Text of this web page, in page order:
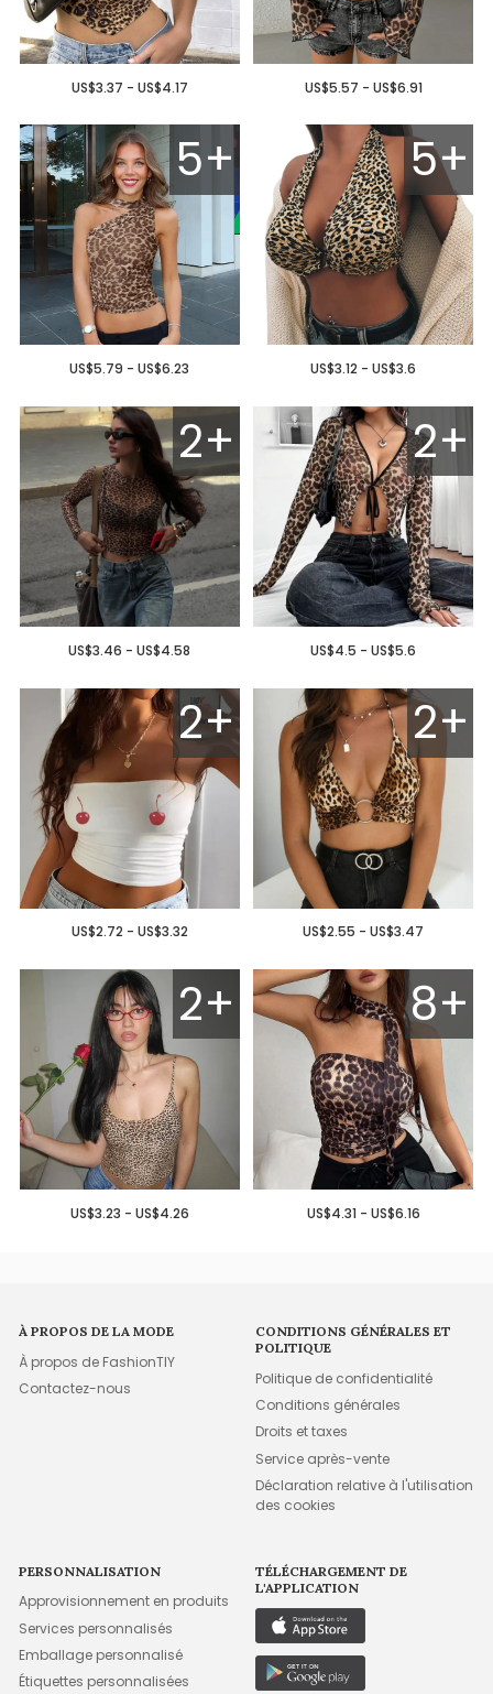
US$3.37 - US$4.17 US$5.57 - US$6.91
5+
US$5.79 - US$6.23
5+
US$3.12 - US$3.6
2+
US$3.46 - US$4.58
2+
US$4.5 - US$5.6
2+
US$2.72 - US$3.32
2+
US$2.55 - US$3.47
2+
US$3.23 - US$4.26
8+
US$4.31 - US$6.16
À PROPOS DE LA MODE
À propos de FashionTIY
Contactez-nous
CONDITIONS GÉNÉRALES ET
POLITIQUE
Politique de confidentialité
Conditions générales
Droits et taxes
Service après-vente
Déclaration relative à l'utilisation
des cookies
PERSONNALISATION
Approvisionnement en produits
Services personnalisés
Emballage personnalisé
Étiquettes personnalisées
TÉLÉCHARGEMENT DE
L'APPLICATION